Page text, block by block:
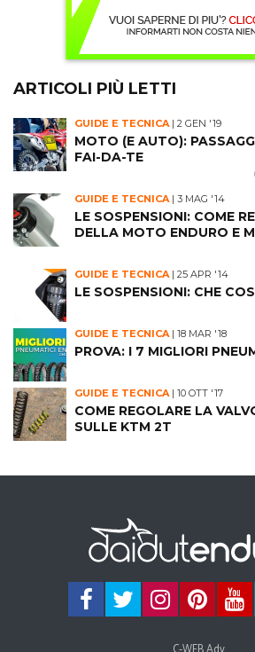
ARTICOLI PIÙ LETTI
GUIDE E TECNICA| 2 GEN '19
MOTO (E AUTO):
FAI-DA-TE
GUIDE E TECNICA| 3 MAG '14
LE SOSPENSIONI: COME
DELLA MOTO ENDURO E
GUIDE E TECNICA| 25 APR '14
LE SOSPENSIONI: CHE
GUIDE E TECNICA| 18 MAR '18
PROVA: I 7 MIGLIORI
GUIDE E TECNICA| 10 OTT '17
COME REGOLARE LA
SULLE KTM 2T